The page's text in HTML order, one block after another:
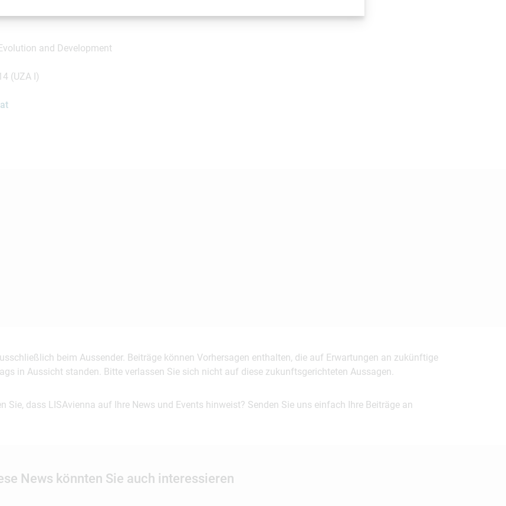
and Development
(UZA I)
beim Aussender. Beiträge können Vorhersagen enthalten, die auf Erwartungen an zukünftige
in Aussicht standen. Bitte verlassen Sie sich nicht auf diese zukunftsgerichteten Aussagen.
dass LISAvienna auf Ihre News und Events hinweist? Senden Sie uns einfach Ihre Beiträge an
News könnten Sie auch interessieren